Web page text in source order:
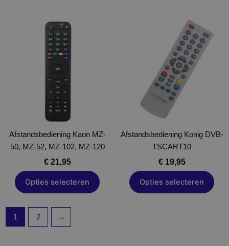
Afstandsbediening Kaon MZ-
50, MZ-52, MZ-102, MZ-120
€21,95
Opties selecteren
Dit
product
heeft
meerdere
Deze
optie
kan
gekozen
worden
op
de
productpagina
Afstandsbediening Konig DVB-
TSCART10
€19,95
Opties selecteren
product
heeft
meerdere
variaties.
Deze
optie
kan
worden
op
de
productpagina
1 2 →